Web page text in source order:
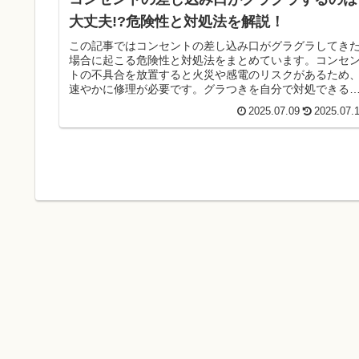
大丈夫!?危険性と対処法を解説！
この記事ではコンセントの差し込み口がグラグラしてきた
場合に起こる危険性と対処法をまとめています。コンセン
トの不具合を放置すると火災や感電のリスクがあるため、
速やかに修理が必要です。グラつきを自分で対処できるか
2025.07.09